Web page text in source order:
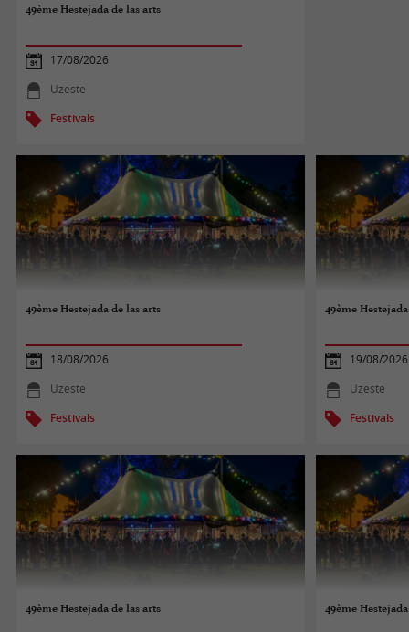
49ème Hestejada de las arts
17/08/2026
Uzeste
Festivals
49ème Hestejada de las arts
18/08/2026
Uzeste
Festivals
49ème
19/08/2026
Uzeste
Festivals
49ème Hestejada de las arts 49ème